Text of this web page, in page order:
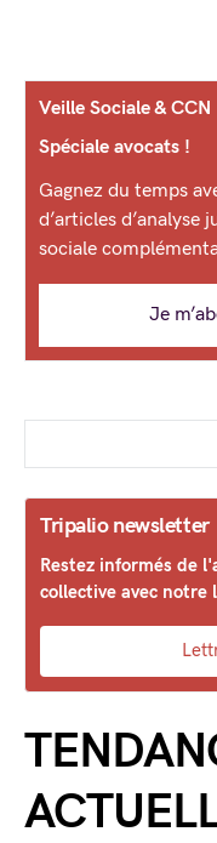
Veille Sociale & CCN
Spéciale avocats !
Gagnez du temps
d’articles d’analyse
sociale
Je
Tripalio newsletter
Restez informés de
collective avec